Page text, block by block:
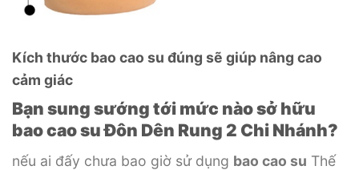
Kích thước bao cao su đúng sẽ giúp nâng cao
cảm giác
Bạn sung sướng tới mức nào sở hữu
bao cao su Đôn Dên Rung 2 Chi Nhánh?
nếu ai đấy chưa bao giờ sử dụng bao cao su Thế